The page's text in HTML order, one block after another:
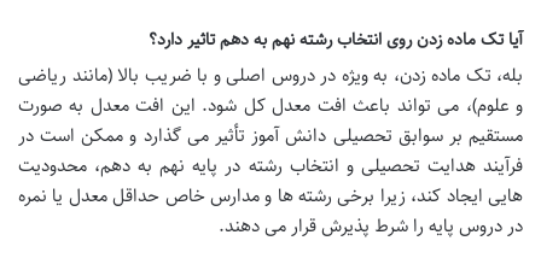
آیا تک ماده زدن روی انتخاب رشته نهم به دهم تاثیر دارد؟
بله، تک ماده زدن، به ویژه در دروس اصلی و با ضریب بالا (مانند ریاضی
و علوم)، می تواند باعث افت معدل کل شود. این افت معدل به صورت
مستقیم بر سوابق تحصیلی دانش آموز تأثیر می گذارد و ممکن است در
فرآیند هدایت تحصیلی و انتخاب رشته در پایه نهم به دهم، محدودیت
هایی ایجاد کند، زیرا برخی رشته ها و مدارس خاص حداقل معدل یا نمره
در دروس پایه را شرط پذیرش قرار می دهند.